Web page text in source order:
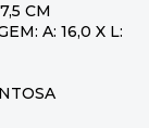
CM
A: 16,0 X L: